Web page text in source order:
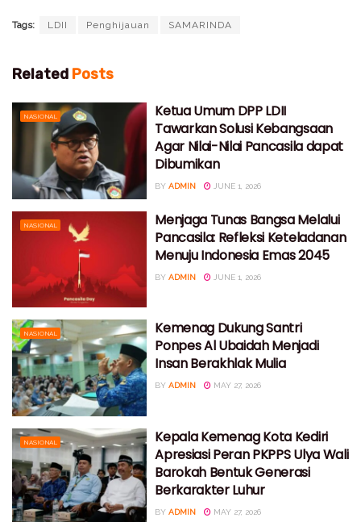
Tags: LDII Penghijauan SAMARINDA
Related Posts
NASIONAL
Ketua Umum DPP LDII
Tawarkan Solusi Kebangsaan
Agar Nilai-Nilai Pancasila dapat
Dibumikan
BY ADMIN JUNE 1, 2026
NASIONAL
Menjaga Tunas Bangsa Melalui
Pancasila: Refleksi Keteladanan
Menuju Indonesia Emas 2045
BY ADMIN JUNE 1, 2026
NASIONAL
Kemenag Dukung Santri
Ponpes Al Ubaidah Menjadi
Insan Berakhlak Mulia
BY ADMIN MAY 27, 2026
NASIONAL
Kepala Kemenag Kota Kediri
Apresiasi Peran PKPPS Ulya Wali
Barokah Bentuk Generasi
Berkarakter Luhur
BY ADMIN MAY 27, 2026